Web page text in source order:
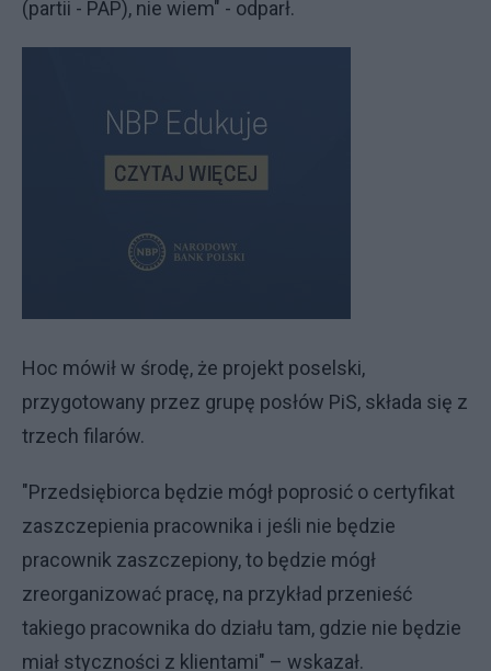
(partii - PAP), nie wiem" - odparł.
Hoc mówił w środę, że projekt poselski,
przygotowany przez grupę posłów PiS, składa się z
trzech filarów.
"Przedsiębiorca będzie mógł poprosić o certyfikat
zaszczepienia pracownika i jeśli nie będzie
pracownik zaszczepiony, to będzie mógł
zreorganizować pracę, na przykład przenieść
takiego pracownika do działu tam, gdzie nie będzie
miał styczności z klientami" – wskazał.